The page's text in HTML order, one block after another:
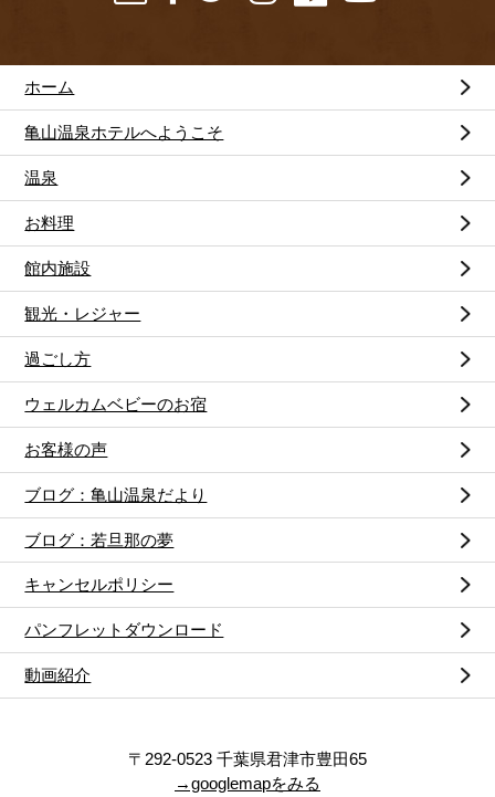
ホーム
亀山温泉ホテルへようこそ
温泉
お料理
館内施設
観光・レジャー
過ごし方
ウェルカムベビーのお宿
お客様の声
ブログ：亀山温泉だより
ブログ：若旦那の夢
キャンセルポリシー
パンフレットダウンロード
動画紹介
〒292-0523 千葉県君津市豊田65
→googlemapをみる